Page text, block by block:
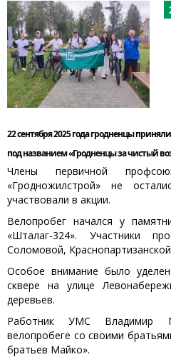
22 сентября 2025 года гродненцы
под названием «Гродненцы за чистый
Члены первичной
«Гродножилстрой» не
участвовали в акции.
Велопробег начался у
«Шталаг-324». Участники
Соломовой,
Особое внимание было
сквере на улице
деревьев.
Работник УМС Владимир
велопробеге со своими
братьев Майко».